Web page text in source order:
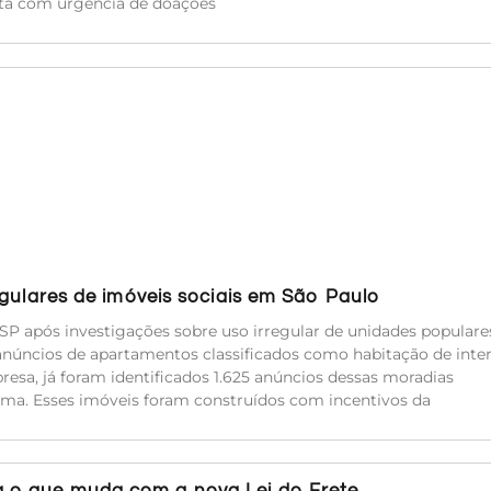
de imóveis sociais em São Paulo
após investigações sobre uso irregular de unidades
de apartamentos classificados como habitação de
já foram identificados 1.625 anúncios dessas moradias
Esses imóveis foram construídos com incentivos da